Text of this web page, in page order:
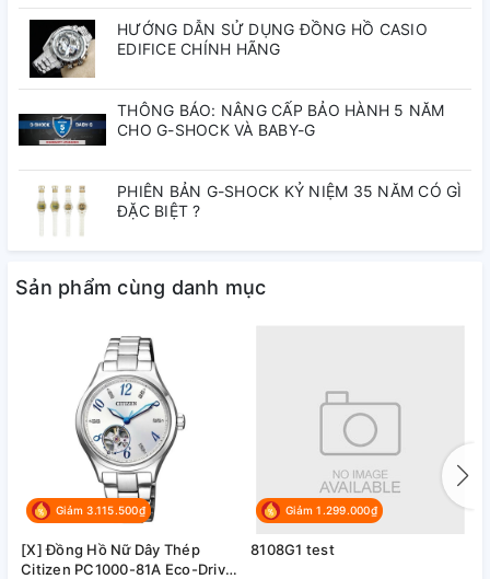
HƯỚNG DẪN SỬ DỤNG ĐỒNG HỒ CASIO
EDIFICE CHÍNH HÃNG
THÔNG BÁO: NÂNG CẤP BẢO HÀNH 5 NĂM
CHO G-SHOCK VÀ BABY-G
PHIÊN BẢN G-SHOCK KỶ NIỆM 35 NĂM CÓ GÌ
ĐẶC BIỆT ?
Sản phẩm cùng danh mục
Giảm 3.115.500₫
[X] Đồng Hồ Nữ Dây Thép
Citizen PC1000-81A Eco-Drive
Giảm 1.299.000₫
8108G1 test